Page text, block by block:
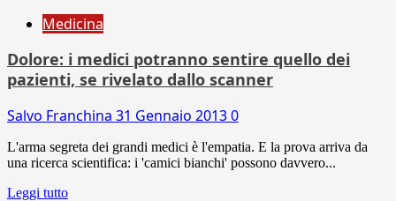
Medicina
Dolore: i medici potranno sentire quello dei
pazienti, se rivelato dallo scanner
Salvo Franchina 31 Gennaio 20130
L'arma segreta dei grandi medici è l'empatia. E la prova arriva da
una ricerca scientifica: i 'camici bianchi' possono davvero...
Leggi tutto